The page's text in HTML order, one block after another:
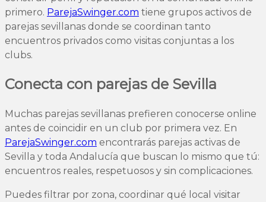
primero. ParejaSwinger.com tiene grupos activos de
parejas sevillanas donde se coordinan tanto
encuentros privados como visitas conjuntas a los
clubs.
Conecta con parejas de Sevilla
Muchas parejas sevillanas prefieren conocerse online
antes de coincidir en un club por primera vez. En
ParejaSwinger.com encontrarás parejas activas de
Sevilla y toda Andalucía que buscan lo mismo que tú:
encuentros reales, respetuosos y sin complicaciones.
Puedes filtrar por zona, coordinar qué local visitar